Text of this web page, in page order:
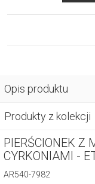
Opis produktu
Produkty z kolekcji
PIERŚCIONEK Z
CYRKONIAMI -
AR540-7982